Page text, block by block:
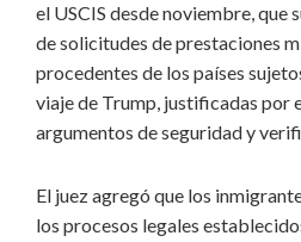
el USCIS desde noviembre, que
de solicitudes de prestaciones
procedentes de los países
viaje de Trump, justificadas por
argumentos de seguridad y
El juez agregó que los
los procesos legales